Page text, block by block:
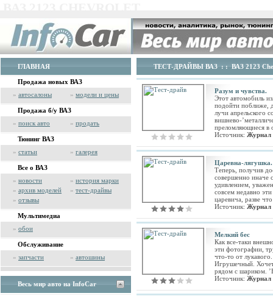
ГЛАВНАЯ
Продажа новых ВАЗ
» автосалоны » модели и цены
Продажа б/у ВАЗ
» поиск авто » продать
Тюнинг ВАЗ
» статьи » галерея
Все о ВАЗ
» новости » история марки
» архив моделей » тест-драйвы
» отзывы
Мультимедиа
» обои
Обслуживание
» запчасти » автошины
Весь мир авто на InfoCar
ТЕСТ-ДРАЙВЫ ВАЗ : : ВАЗ 2123
Разум и чувства.
Этот автомобиль
подойти поближе,
лучи апрельского
вишнево-
преломляющиеся в
Источник: Журнал
Царевна-лягушка.
Теперь, получив
совершенно иначе
удивлением,
совсем недавно
царевича, разве
Источник: Журнал
Мелкий бес
Как все-таки
эти фотографии,
что-то от
Игрушечный.
рядом с шариком.
Источник: Журнал